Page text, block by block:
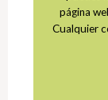
página
Cualquier